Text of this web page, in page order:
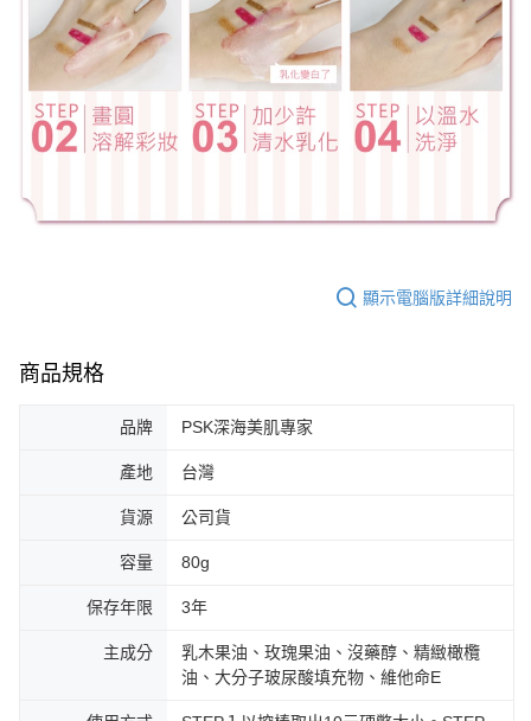
顯示電腦版詳細說明
商品規格
品牌 PSK深海美肌專家
產地 台灣
貨源 公司貨
容量 80g
保存年限 3年
主成分
乳木果油、玫瑰果油、沒藥醇、精緻橄欖
油、大分子玻尿酸填充物、維他命E